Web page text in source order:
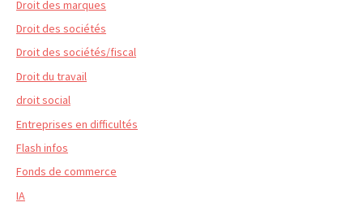
Droit des marques
Droit des sociétés
Droit des sociétés/fiscal
Droit du travail
droit social
Entreprises en difficultés
Flash infos
Fonds de commerce
IA